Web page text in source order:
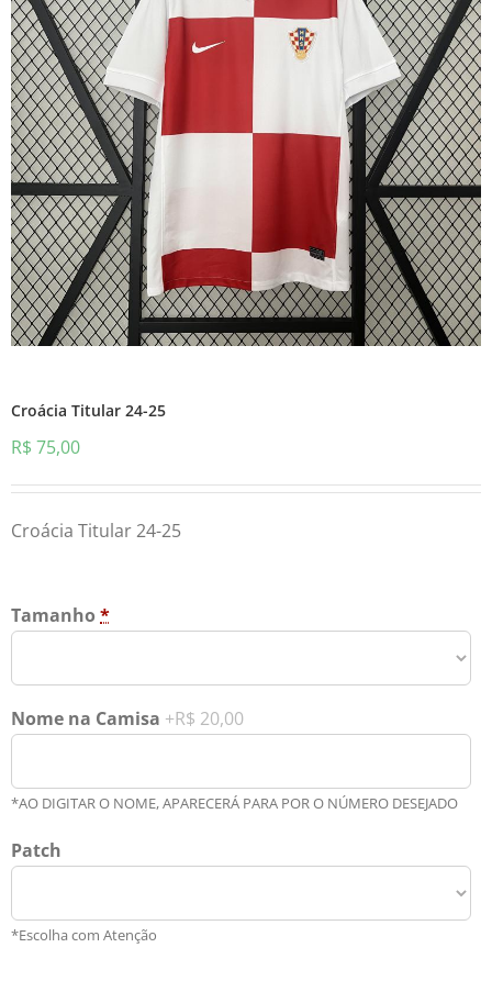
Croácia Titular 24-25
R$ 75,00
Croácia Titular 24-25
Tamanho *
Nome na Camisa +R$ 20,00
*AO DIGITAR O NOME, APARECERÁ PARA POR O NÚMERO DESEJADO
Patch
*Escolha com Atenção